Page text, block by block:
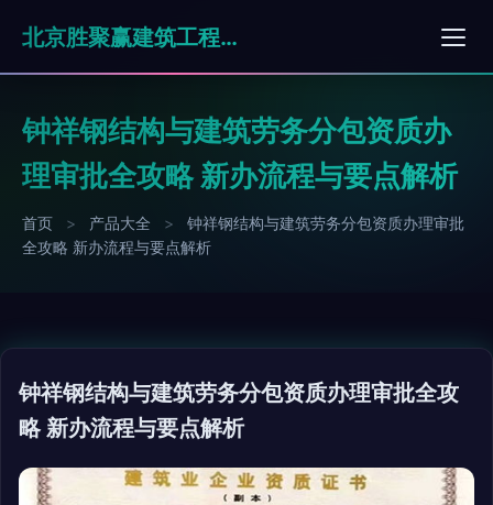
北京胜聚赢建筑工程有限公司
钟祥钢结构与建筑劳务分包资质办
理审批全攻略 新办流程与要点解析
首页 > 产品大全 >
钟祥钢结构与建筑劳务分包资质办理审批
全攻略 新办流程与要点解析
钟祥钢结构与建筑劳务分包资质办理审批全攻
略 新办流程与要点解析